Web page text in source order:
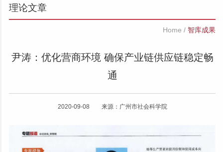
理论文章
Home / 智库成果
尹涛：优化营商环境 确保产业链供应链稳定畅
通
2020-09-08 来源：广州市社会科学院